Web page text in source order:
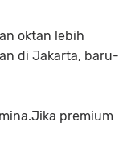
oktan lebih
di Jakarta, baru-
premium